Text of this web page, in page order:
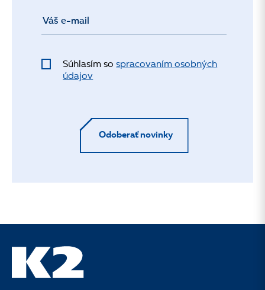
Súhlasím sospracovaním osobných
údajov
Odoberať novinky